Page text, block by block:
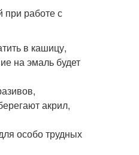
при работе с
в кашицу,
на эмаль будет
акрил,
особо трудных